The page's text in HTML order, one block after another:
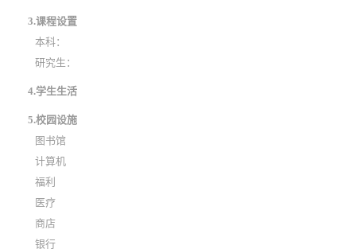
3.课程设置
本科：
研究生：
4.学生生活
5.校园设施
图书馆
计算机
福利
医疗
商店
银行